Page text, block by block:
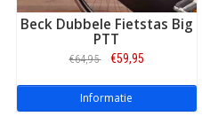
Beck Dubbele Fietstas Big
PTT
€64,95 €59,95
Informatie